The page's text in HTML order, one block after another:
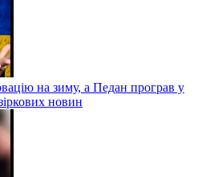
на зиму, а Педан програв у
новин